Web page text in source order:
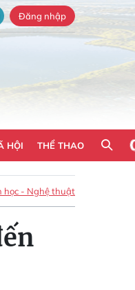
Đăng nhập
HỘI THỂ THAO
học - Nghệ thuật